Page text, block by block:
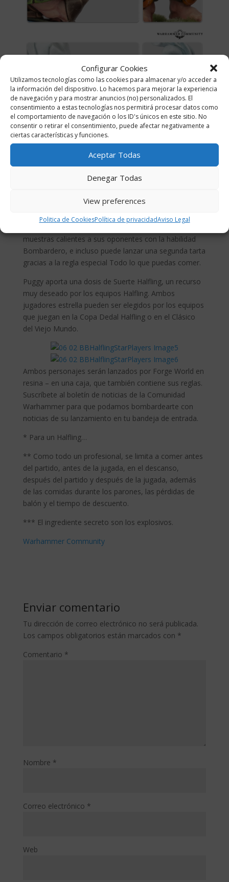
Configurar Cookies
Utilizamos tecnologías como las cookies para almacenar y/o acceder a
la información del dispositivo. Lo hacemos para mejorar la experiencia
de navegación y para mostrar anuncios (no) personalizados. El
consentimiento a estas tecnologías nos permitirá procesar datos como
el comportamiento de navegación o los ID's únicos en este sitio. No
consentir o retirar el consentimiento, puede afectar negativamente a
ciertas características y funciones.
Aceptar Todas
Denegar Todas
View preferences
Politica de CookiesPolítica de privacidadAviso Legal
Como propietaria de la pastelería Piewhistle’s
muestras calientes a sus oponentes con la habilidad
Bombardero, e incluso puede lanzar una segunda tarta
gracias a la regla especial Todo lo que puedas comer.
Puggy aporta una dosis de Suerte Halfling, un recurso
muy deseado por los equipos Halfling. Ambos
jugadores estrella pueden ser elegidos por los equipos
que juegan en la Copa Dedal Halfling o en el Clásico
del Viejo Mundo.
Ambos personajes serán lanzados por Forge World en
resina – en una caja, que también contiene sus reglas.
Suscríbete al boletín de noticias de la Comunidad
Warhammer para que podamos bombardearte con
noticias de su lanzamiento en tu bandeja de entrada.
* Para un Halfling…
** Como todo un profesional, se limita a comer antes
del partido, antes de la jugada, en el descanso,
después del partido y después de la jugada, además
de las comidas durante los parones, las pérdidas de
balón y el tiempo de descuento.
*** El ingrediente secreto son los explosivos.
Warhammer Community
Enviar comentario
Tu dirección de correo electrónico no será publicada.
Los campos obligatorios están marcados con *
Comentario *
Nombre *
Correo electrónico *
Web